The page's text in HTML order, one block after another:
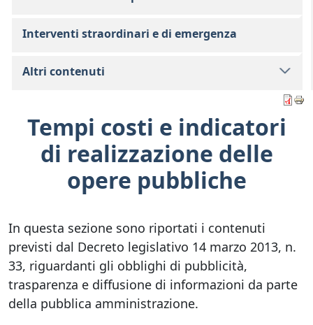
Tempi costi e indicatori
di realizzazione delle
opere pubbliche
In questa sezione sono riportati i contenuti
previsti dal Decreto legislativo 14 marzo 2013, n.
33, riguardanti gli obblighi di pubblicità,
trasparenza e diffusione di informazioni da parte
della pubblica amministrazione.
Interventi straordinari e di emergenza
Altri contenuti